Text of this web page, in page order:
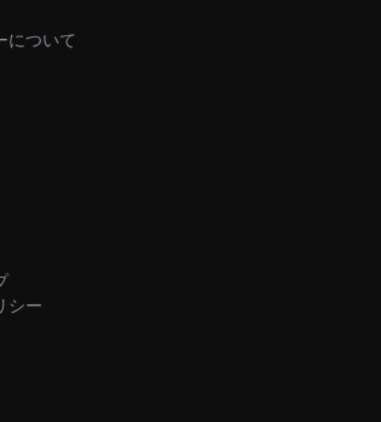
について
シー